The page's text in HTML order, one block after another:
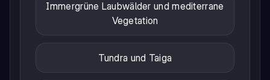
Immergrüne Laubwälder und mediterrane
Vegetation
Tundra und Taiga